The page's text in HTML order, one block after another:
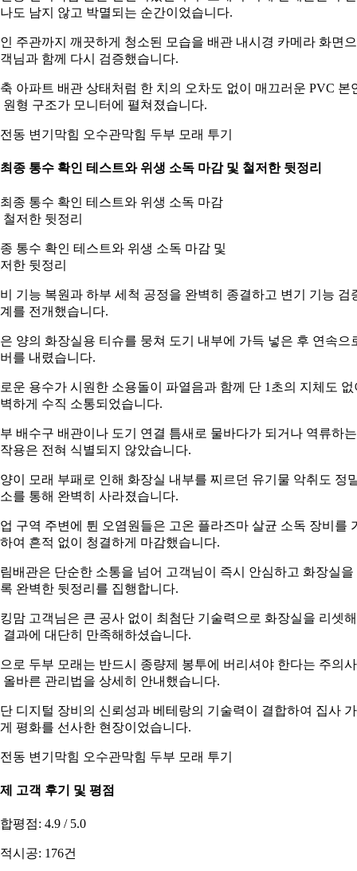
도 남지 않고 박멸되는 순간이었습니다.
주관까지 깨끗하게 청소된 모습을 배관 내시경 카메라 화면
님과 함께 다시 검증했습니다.
아파트 배관 상태처럼 한 치의 오차도 없이 매끄러운 PVC 본
원형 구조가 모니터에 펼쳐졌습니다.
동 변기막힘 오수관막힘 두부 모래 투기
종 통수 확인 테스트와 위생 소독 마감 및 철저한 뒷정리
통수 확인 테스트와 위생 소독 마감 및
한 뒷정리
기능 복원과 하부 세척 공정을 완벽히 종결하고 변기 기능 검
를 전개했습니다.
양의 화장실용 티슈를 뭉쳐 도기 내부에 가득 넣은 후 연속으
를 내렸습니다.
운 용수가 시원한 소용돌이 파열음과 함께 단 1초의 지체도 없
하게 수직 소통되었습니다.
배수구 배관이나 도기 연결 틈새로 물바다가 되거나 역류하는
용은 전혀 식별되지 않았습니다.
이 모래 부패로 인해 화장실 내부를 찌르던 유기물 악취도 정
를 통해 완벽히 사라졌습니다.
구역 주변에 튄 오염원들은 고온 플라즈마 살균 소독 장비를
여 흔적 없이 청결하게 마감했습니다.
배관은 단순한 소통을 넘어 고객님이 즉시 안심하고 화장실을
완벽한 뒷정리를 집행합니다.
맘 고객님은 큰 공사 없이 최첨단 기술력으로 화장실을 리셋해
결과에 대단히 만족해하셨습니다.
로 두부 모래는 반드시 종량제 봉투에 버리셔야 한다는 주의
올바른 관리법을 상세히 안내했습니다.
디지털 장비의 신뢰성과 베테랑의 기술력이 결합하여 집사
평화를 선사한 현장이었습니다.
동 변기막힘 오수관막힘 두부 모래 투기
고객 후기 및 평점
평점: 4.9 / 5.0
시공: 176건